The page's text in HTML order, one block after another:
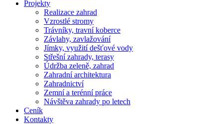
Projekty
Realizace zahrad
Vzrostlé stromy
Trávníky, travní koberce
Závlahy, zavlažování
Jímky, využití dešťové vody
Střešní zahrady, terasy
Údržba zeleně, zahrad
Zahradní architektura
Zahradnictví
Zemní a terénní práce
Návštěva zahrady po letech
Ceník
Kontakty